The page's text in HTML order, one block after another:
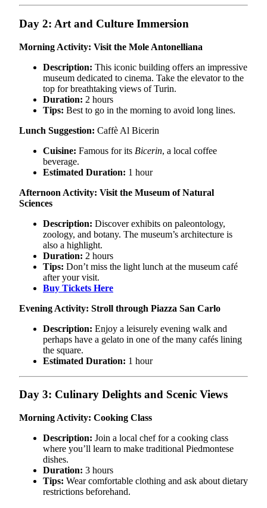
Day 2: Art and Culture Immersion
Morning Activity: Visit the Mole Antonelliana
Description: This iconic building offers an impressive
museum dedicated to cinema. Take the elevator to the
top for breathtaking views of Turin.
Duration: 2 hours
Tips: Best to go in the morning to avoid long lines.
Lunch Suggestion: Caffè Al Bicerin
Cuisine: Famous for its Bicerin, a local coffee
beverage.
Estimated Duration: 1 hour
Afternoon Activity: Visit the Museum of Natural
Sciences
Description: Discover exhibits on paleontology,
zoology, and botany. The museum’s architecture is
also a highlight.
Duration: 2 hours
Tips: Don’t miss the light lunch at the museum café
after your visit.
Buy Tickets Here
Evening Activity: Stroll through Piazza San Carlo
Description: Enjoy a leisurely evening walk and
perhaps have a gelato in one of the many cafés lining
the square.
Estimated Duration: 1 hour
Day 3: Culinary Delights and Scenic Views
Morning Activity: Cooking Class
Description: Join a local chef for a cooking class
where you’ll learn to make traditional Piedmontese
dishes.
Duration: 3 hours
Tips: Wear comfortable clothing and ask about dietary
restrictions beforehand.